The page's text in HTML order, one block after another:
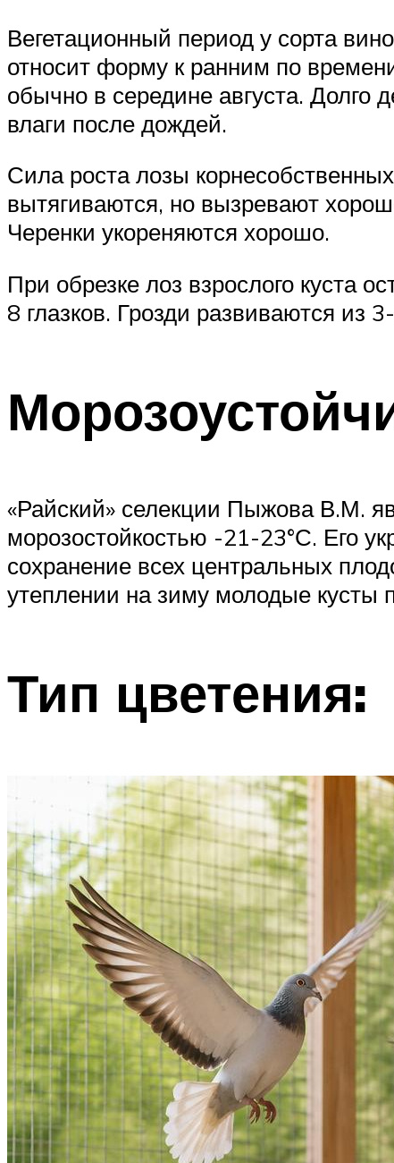
Вегетационный период у сорта
относит форму к ранним по
обычно в середине августа. Долго
влаги после дождей.
Сила роста лозы
вытягиваются, но вызревают
Черенки укореняются хорошо.
При обрезке лоз взрослого куста
8 глазков. Грозди развиваются из
«Райский» селекции Пыжова В.М.
морозостойкостью -21-23°С. Его
сохранение всех центральных
утеплении на зиму молодые кусты
Тип цветения: